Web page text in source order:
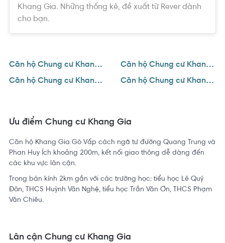
Khang Gia. Những thống kê, đề xuất từ Rever dành
cho bạn.
Căn hộ Chung cư Khang Gia
Căn hộ Chung cư Khang Gia 1 phòng ngủ
Căn hộ Chung cư Khang Gia 2 phòng ngủ
Căn hộ Chung cư Khang Gia 3 phòng ngủ
Ưu điểm Chung cư Khang Gia
Căn hộ Khang Gia Gò Vấp cách ngã tư đường Quang Trung và
Phan Huy Ích khoảng 200m, kết nối giao thông dễ dàng đến
các khu vực lân cận.
Trong bán kính 2km gần với các trường học: tiểu học Lê Quý
Đôn, THCS Huỳnh Văn Nghệ, tiểu học Trần Văn Ơn, THCS Phạm
Văn Chiêu.
Lân cận Chung cư Khang Gia